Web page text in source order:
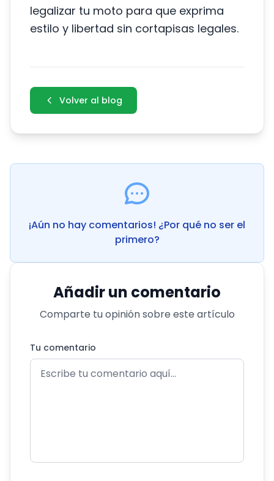
legalizar tu moto para que exprima
estilo y libertad sin cortapisas legales.
Volver al blog
¡Aún no hay comentarios! ¿Por qué no ser el
primero?
Añadir un comentario
Comparte tu opinión sobre este artículo
Tu comentario